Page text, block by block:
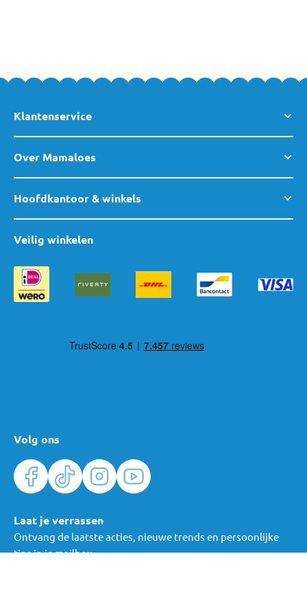
Klantenservice
Over Mamaloes
Hoofdkantoor & winkels
Volg ons
Veilig winkelen
Laat je verrassen
Ontvang de laatste acties, nieuwe trends en persoonlijke
tips in je mailbox.